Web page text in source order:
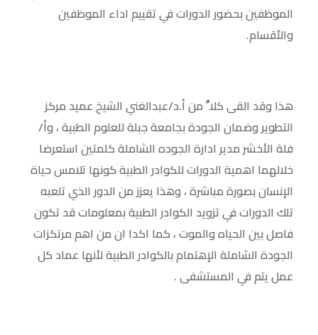
الموظفين بحضور الدورات في تقييم اداء الموظفين
والأقسام.
هذا وقد القى كلا ٌ من أ.د/عبدالغني الشيخ عميد مركز
التطوير وضمان الجودة بجامعة جبلة للعلوم الطبية ، وأ/
فلة الأخشر مدير ادارة الجوده الشاملة كلمتين استعرضا
خلالهما اهمية الدورات للكوادر الطبية كونها تلامس حياة
الإنسان بصورة مباشرة ، وهذا يعزز من الدور الذي تلعبه
تلك الدورات في تزويد الكوادر الطبية بمعلومات قد تكون
فاصل بين الحياه والموت ، كما اكدا ان من اهم مرتكزات
الجودة الشاملة الإهتمام بالكوادر الطبية لأنها عماد كل
عمل يتم في المستشفى .